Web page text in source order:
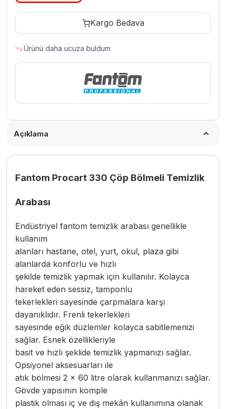
Kargo Bedava
Ürünü daha ucuza buldum
Açıklama
Fantom Procart 330 Çöp Bölmeli Temizlik
Arabası
Endüstriyel fantom temizlik arabası genellikle
kullanım
alanları hastane, otel, yurt, okul, plaza gibi
alanlarda konforlu ve hızlı
şekilde temizlik yapmak için kullanılır. Kolayca
hareket eden sessiz, tamponlu
tekerlekleri sayesinde çarpmalara karşı
dayanıklıdır. Frenli tekerlekleri
sayesinde eğik düzlemler kolayca sabitlemenizi
sağlar. Esnek özellikleriyle
basit ve hızlı şeklide temizlik yapmanızı sağlar.
Opsiyonel aksesuarları ile
atık bölmesi 2 x 60 litre olarak kullanmanızı sağlar.
Gövde yapısının komple
plastik olması iç ve dış mekân kullanımına olanak